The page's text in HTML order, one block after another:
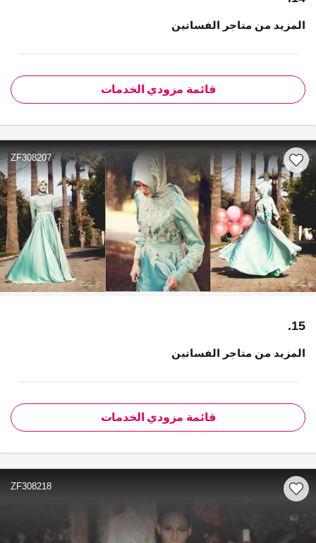
المزيد من متاجر الفساتين
قائمة مزودي الخدمات
ZF308207
15.
المزيد من متاجر الفساتين
قائمة مزودي الخدمات
ZF308218